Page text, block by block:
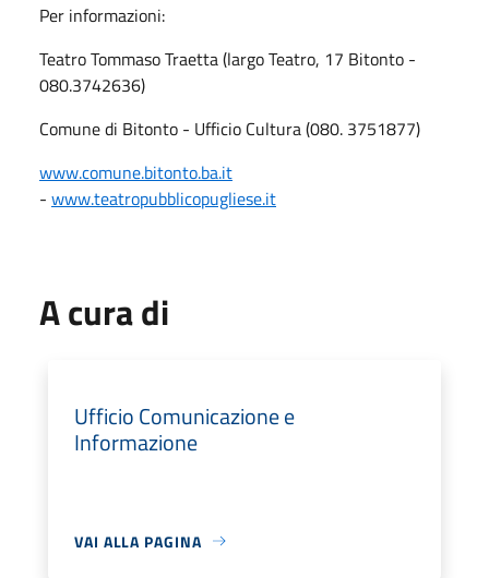
Per informazioni:
Teatro Tommaso Traetta (largo Teatro, 17 Bitonto -
080.3742636)
Comune di Bitonto - Ufficio Cultura (080. 3751877)
www.comune.bitonto.ba.it
- www.teatropubblicopugliese.it
A cura di
Ufficio Comunicazione e
Informazione
VAI ALLA PAGINA